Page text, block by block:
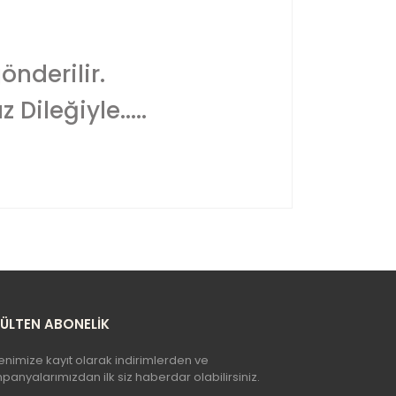
Dileğiyle.....
ABONELİK
kayıt olarak indirimlerden ve
ilk siz haberdar olabilirsiniz.